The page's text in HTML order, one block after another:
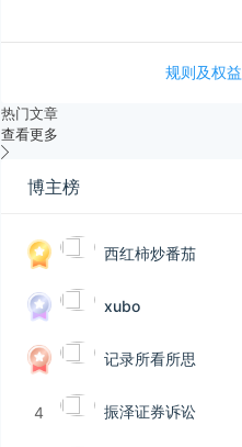
规则及权益
热门文章
查看更多
博主榜
西红柿炒番茄
xubo
记录所看所思
4 振泽证券诉讼